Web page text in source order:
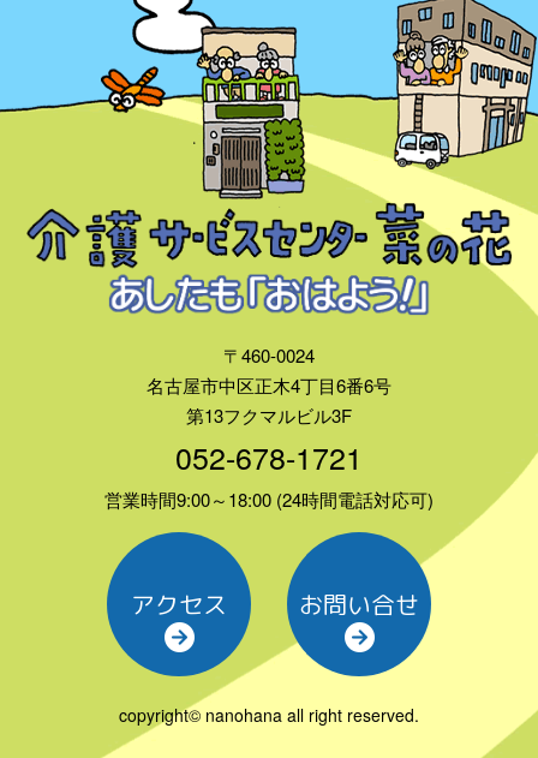
〒460-0024
名古屋市中区正木4丁目6番6号
第13フクマルビル3F
052-678-1721
営業時間9:00～18:00 (24時間電話対応可)
アクセス お問い合せ
copyright© nanohana all right reserved.